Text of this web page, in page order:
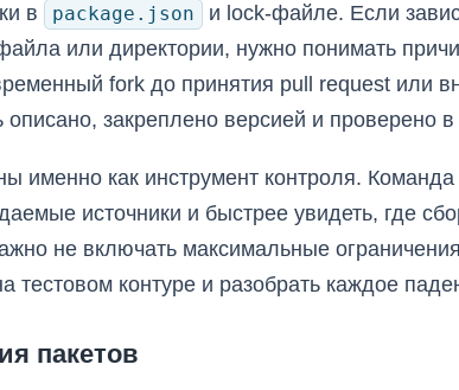
в package.json
и lock-файле. Если
или директории, нужно понимать
fork до принятия pull request или
закреплено версией и проверено в
именно как инструмент контроля. Команда
источники и быстрее увидеть, где
не включать максимальные
тестовом контуре и разобрать каждое
пакетов